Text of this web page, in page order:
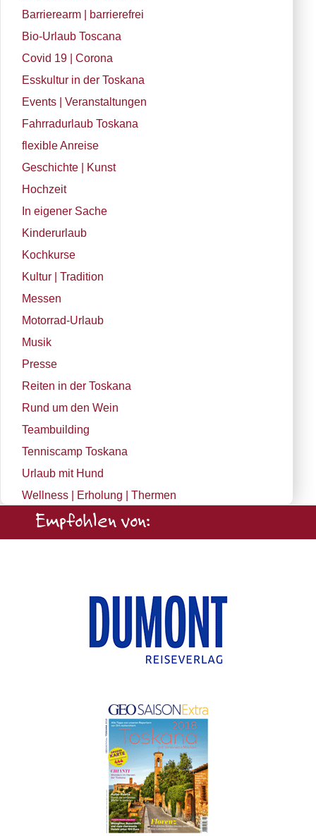
Barrierearm | barrierefrei
Bio-Urlaub Toscana
Covid 19 | Corona
Esskultur in der Toskana
Events | Veranstaltungen
Fahrradurlaub Toskana
flexible Anreise
Geschichte | Kunst
Hochzeit
In eigener Sache
Kinderurlaub
Kochkurse
Kultur | Tradition
Messen
Motorrad-Urlaub
Musik
Presse
Reiten in der Toskana
Rund um den Wein
Teambuilding
Tenniscamp Toskana
Urlaub mit Hund
Wellness | Erholung | Thermen
Empfohlen von: